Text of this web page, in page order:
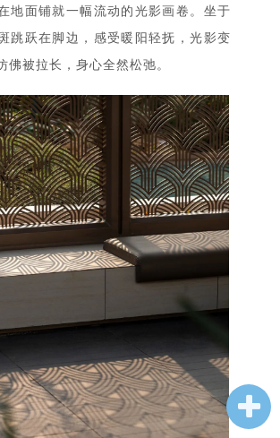
地面铺就一幅流动的光影画卷。坐于
跳跃在脚边，感受暖阳轻抚，光影变
佛被拉长，身心全然松弛。